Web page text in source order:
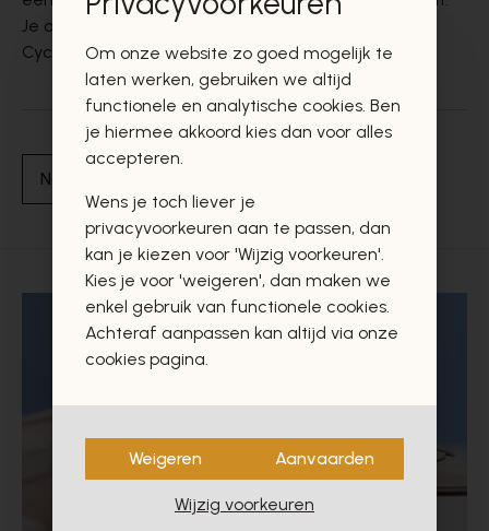
Je ontdekt er steeds de nieuwste collecties aan
Cycleur De Luxe sneakers voor dames en heren.
Naar overzicht
Om onze website zo goed mogelijk te
laten werken, gebruiken we altijd
functionele en analytische cookies. Ben
je hiermee akkoord kies dan voor alles
accepteren.
Wens je toch liever je
privacyvoorkeuren aan te passen, dan
kan je kiezen voor 'Wijzig voorkeuren'.
Kies je voor 'weigeren', dan maken we
enkel gebruik van functionele cookies.
Achteraf aanpassen kan altijd via onze
cookies pagina.
Weigeren Aanvaarden
Wijzig voorkeuren